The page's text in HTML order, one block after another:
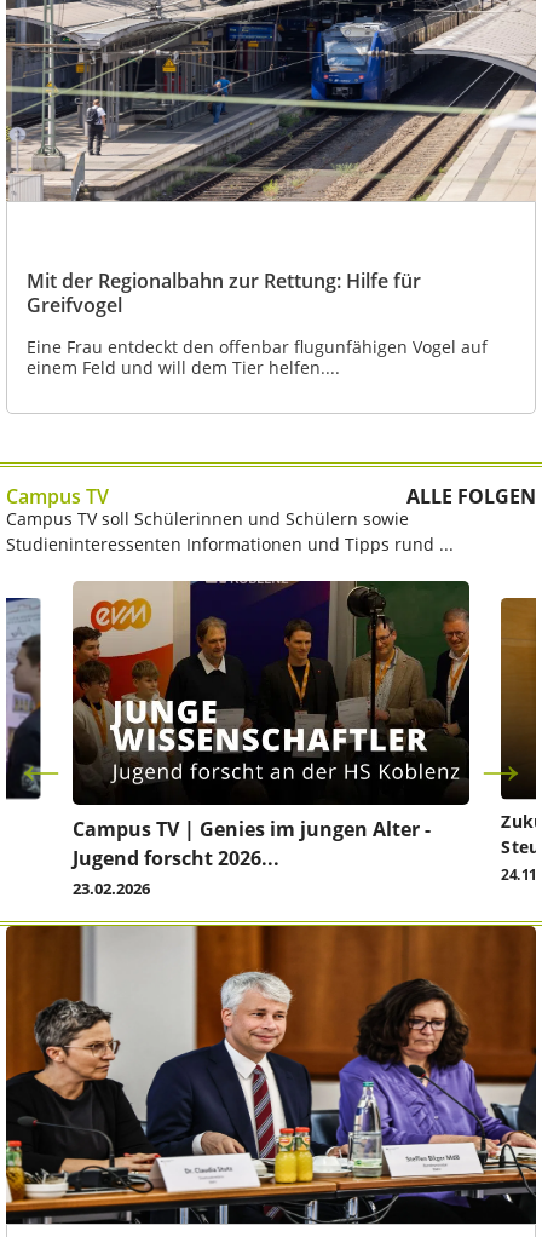
Mit der Regionalbahn zur Rettung: Hilfe für
Greifvogel
Eine Frau entdeckt den offenbar flugunfähigen Vogel auf
einem Feld und will dem Tier helfen....
Campus TV ALLE FOLGEN
Campus TV soll Schülerinnen und Schülern sowie
Studieninteressenten Informationen und Tipps rund ...
Campus TV | Genies im jungen Alter -
Jugend forscht 2026...
23.02.2026